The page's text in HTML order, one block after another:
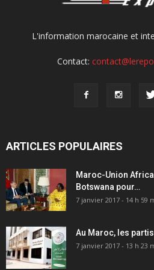
L'information marocaine et
Contact:
ARTICLES POPULAIRES
Maroc-Union
Botswana pour…
7 janvier 2017 - 14 h 59
Au Maroc, les
7 janvier 2017 - 13 h 23